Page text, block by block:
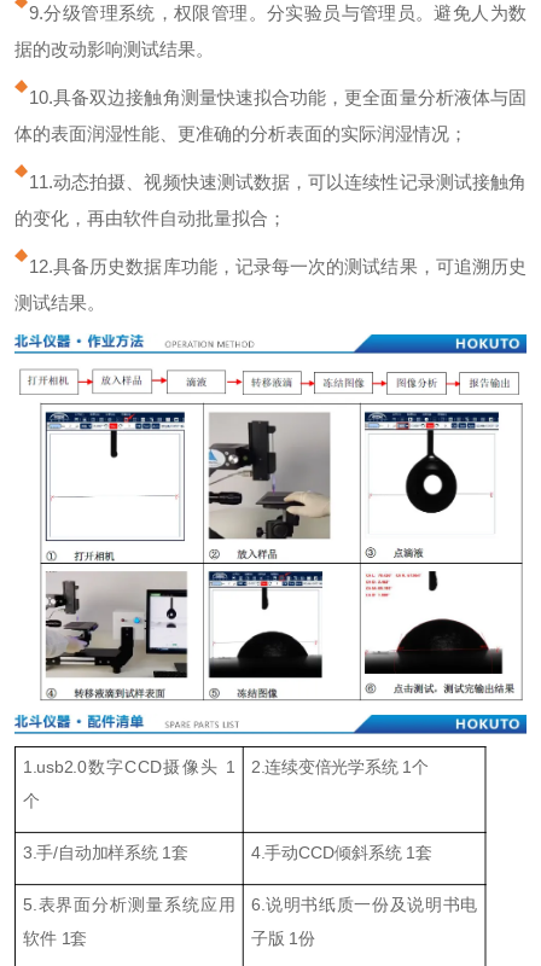
9.分级管理系统，权限管理。分实验员与管理员。避免人为数
据的改动影响测试结果。
10.具备双边接触角测量快速拟合功能，更全面量分析液体与固
体的表面润湿性能、更准确的分析表面的实际润湿情况；
11.动态拍摄、视频快速测试数据，可以连续性记录测试接触角
的变化，再由软件自动批量拟合；
12.具备历史数据库功能，记录每一次的测试结果，可追溯历史
测试结果。
1.usb2.0数字CCD摄像头 1
个
2.连续变倍光学系统 1个
3.手/自动加样系统 1套 4.手动CCD倾斜系统 1套
5.表界面分析测量系统应用
软件 1套
6.说明书纸质一份及说明书电
子版 1份